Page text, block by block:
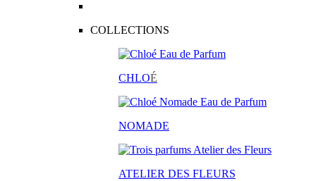
COLLECTIONS
CHLOÉ
NOMADE
ATELIER DES FLEURS